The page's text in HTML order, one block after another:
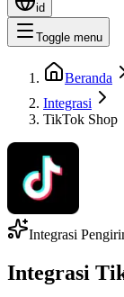
id
Toggle menu
Beranda
Integrasi
TikTok Shop
Integrasi
Integrasi